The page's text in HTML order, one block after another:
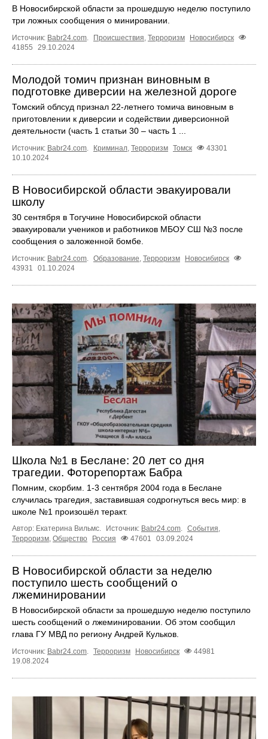
В Новосибирской области за прошедшую неделю поступило
три ложных сообщения о минировании.
Источник: Babr24.com Происшествия Терроризм
Новосибирск
41855
29.10.2024
Молодой томич признан виновным в
подготовке диверсии на железной дороге
Томский облсуд признал 22-летнего томича виновным в
приготовлении к диверсии и содействии диверсионной
деятельности (часть 1 статьи 30 – часть 1 ...
Источник: Babr24.com. Криминал, Терроризм Томск
43301
10.10.2024
В Новосибирской области эвакуировали
школу
30 сентября в Тогучине Новосибирской области
эвакуировали учеников и работников МБОУ СШ №3 после
сообщения о заложенной бомбе.
Источник: Babr24.com. Образование, Терроризм
Новосибирск
43931
01.10.2024
Школа №1 в Беслане: 20 лет со дня
трагедии. Фоторепортаж Бабра
Помним, скорбим. 1-3 сентября 2004 года в Беслане
случилась трагедия, заставившая содрогнуться весь мир: в
школе №1 произошёл теракт.
Автор: Екатерина Вильмс. Источник: Babr24.com События
Терроризм Общество Россия 47601 03.09.2024
В Новосибирской области за неделю
поступило шесть сообщений о
лжеминировании
В Новосибирской области за прошедшую неделю поступило
шесть сообщений о лжеминировании. Об этом сообщил
глава ГУ МВД по региону Андрей Кульков.
Источник: Babr24.com Терроризм Новосибирск
44981
19.08.2024